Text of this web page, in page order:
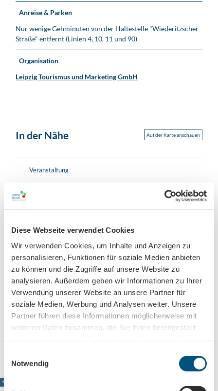
Diese Webseite verwendet Cookies
Wir verwenden Cookies, um Inhalte und Anzeigen zu
personalisieren, Funktionen für soziale Medien anbieten
zu können und die Zugriffe auf unsere Website zu
analysieren. Außerdem geben wir Informationen zu Ihrer
Verwendung unserer Website an unsere Partner für
soziale Medien, Werbung und Analysen weiter. Unsere
Partner führen diese Informationen möglicherweise mit
weiteren Daten zusammen, die Sie ihnen bereitgestellt
n
w
Notwendig
Anreise & Parken
Nur wenige Gehminuten von der Haltestelle "Wiederitzscher
Straße" entfernt (Linien 4, 10, 11 und 90)
Organisation
Leipzig Tourismus und Marketing GmbH
In der Nähe Auf der Karte anschauen
Veranstaltung
Georg-Schumann-Straße 145
04155Leipzig
+49 176 / 5792036 - 9
hello@fischunddose.de
Website
Anreise mit dem Auto
Anreise mit öffentlichen Verkehrsmitteln
© www.pkfotografie.com, Philipp Kirschner